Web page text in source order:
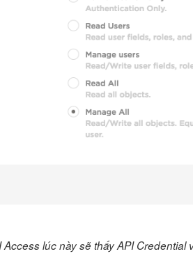
Access lúc này sẽ thấy API Credential